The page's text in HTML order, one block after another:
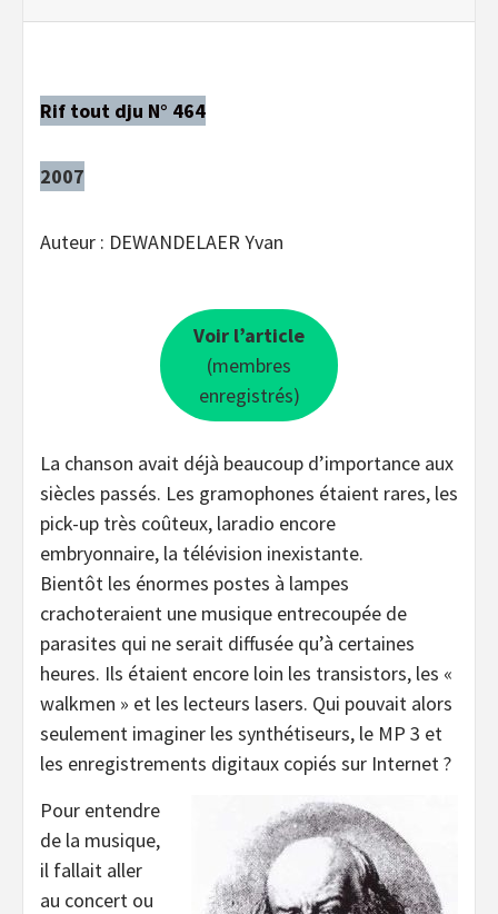
Rif tout dju N° 464
2007
Auteur : DEWANDELAER Yvan
Voir l’article
(membres
enregistrés)
La chanson avait déjà beaucoup d’importance aux
siècles passés. Les gramophones étaient rares, les
pick-up très coûteux, laradio encore
embryonnaire, la télévision inexistante.
Bientôt les énormes postes à lampes
crachoteraient une musique entrecoupée de
parasites qui ne serait diffusée qu’à certaines
heures. Ils étaient encore loin les transistors, les «
walkmen » et les lecteurs lasers. Qui pouvait alors
seulement imaginer les synthétiseurs, le MP 3 et
les enregistrements digitaux copiés sur Internet ?
Pour entendre
de la musique,
il fallait aller
au concert ou